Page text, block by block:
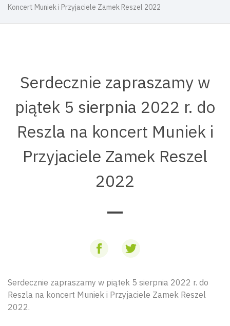
Koncert Muniek i Przyjaciele Zamek Reszel 2022
Serdecznie zapraszamy w
piątek 5 sierpnia 2022 r. do
Reszla na koncert Muniek i
Przyjaciele Zamek Reszel
2022
Serdecznie zapraszamy w piątek 5 sierpnia 2022 r. do
Reszla na koncert Muniek i Przyjaciele Zamek Reszel
2022.